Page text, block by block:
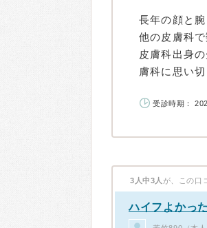
長年の顔と
他の皮膚科
皮膚科出身
膚科に思い
受診時期：
3人中3人 が、この口
ハイフよかっ